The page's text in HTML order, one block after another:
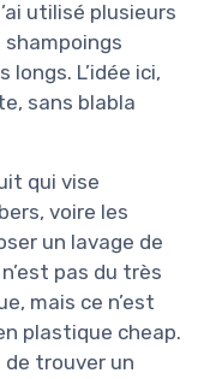
utilisé plusieurs
shampoings
L’idée ici,
sans blabla
qui vise
voire les
un lavage de
pas du très
mais ce n’est
plastique cheap.
de trouver un